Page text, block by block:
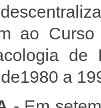
ao Curso
a